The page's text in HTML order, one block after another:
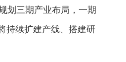
划三期产业布局，一期
持续扩建产线、搭建研